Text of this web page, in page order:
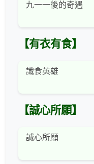
九一一後的奇遇
【有衣有食】
識食英雄
【誠心所願】
誠心所願